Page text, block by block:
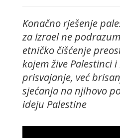
Konačno rješenje
za Izrael ne
etničko čišćenje
kojem žive Palestinci i
prisvajanje, već
sjećanja na njihovo
ideju Palestine